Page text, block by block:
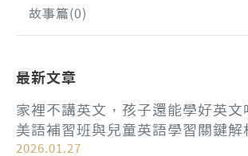
故事篇(0)
最新文章
家裡不講英文，孩子還能學好英文
美語補習班與兒童英語學習關鍵解
2026.01.27